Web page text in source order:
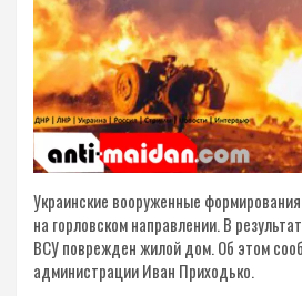
Украинские вооруженные
на горловском направлении. В
ВСУ поврежден жилой дом. Об этом
администрации Иван Приходько.